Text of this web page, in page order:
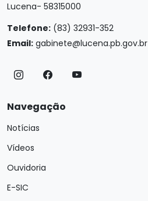
Lucena- 58315000
Telefone: (83) 32931-352
Email: gabinete@lucena.pb.gov.br
Navegação
Notícias
Vídeos
Ouvidoria
E-SIC